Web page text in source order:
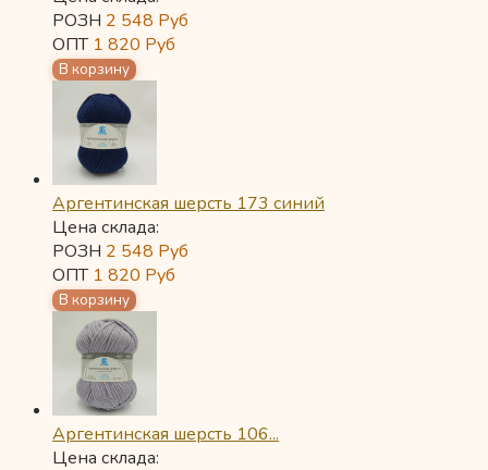
РОЗН 2 548 Руб
ОПТ 1 820 Руб
Аргентинская шерсть 173 синий
Цена склада:
РОЗН 2 548 Руб
ОПТ 1 820 Руб
Аргентинская шерсть 106...
Цена склада: